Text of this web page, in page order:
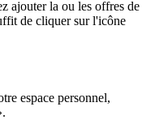
ajouter la ou les offres de
de cliquer sur l'icône
espace personnel,